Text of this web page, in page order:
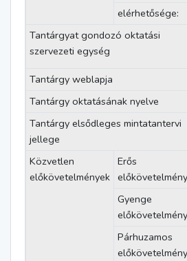
elérhetősége:
Tantárgyat gondozó oktatási
szervezeti egység
Tantárgy weblapja
Tantárgy oktatásának nyelve
Tantárgy elsődleges mintatantervi
jellege
Közvetlen
előkövetelmények
Erős
előkövetelmény
Gyenge
előkövetelmény
Párhuzamos
előkövetelmény